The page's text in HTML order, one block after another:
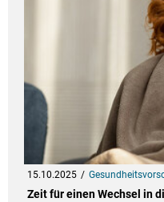
15.10.2025
Zeit für einen Wechsel in